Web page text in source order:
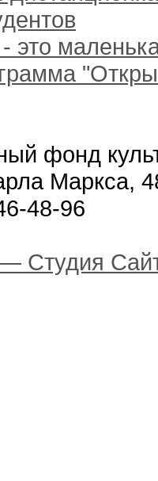
это
фонд
Маркса,
48-96
— Студия